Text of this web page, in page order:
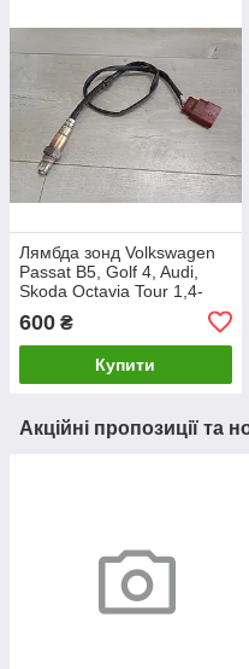
Лямбда зонд Volkswagen
Passat B5, Golf 4, Audi,
Skoda Octavia Tour 1,4-
1,6-1,8-2,0. 058906265C,
0258006305.
600 ₴
Купити
Акційні пропозиції та